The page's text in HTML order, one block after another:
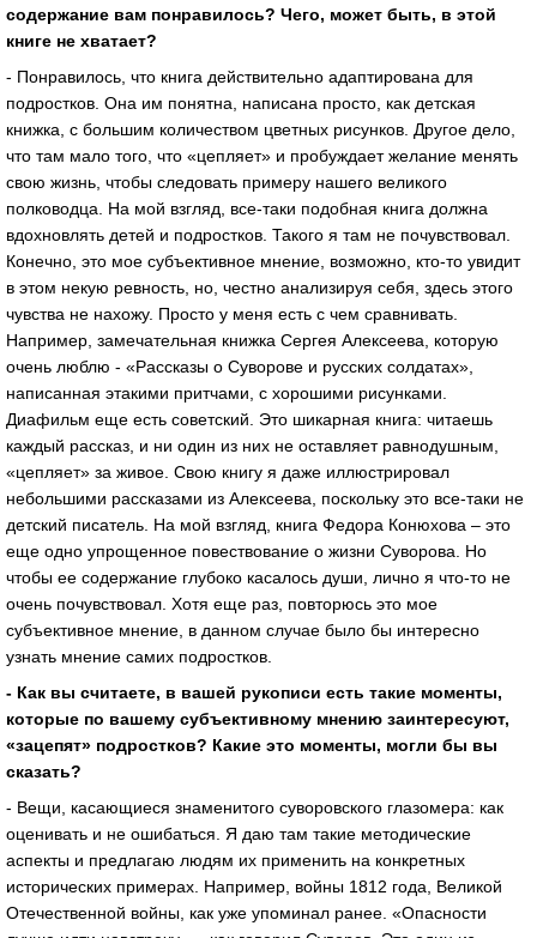
содержание вам понравилось? Чего, может быть, в этой
книге не хватает?
- Понравилось, что книга действительно адаптирована для
подростков. Она им понятна, написана просто, как детская
книжка, с большим количеством цветных рисунков. Другое дело,
что там мало того, что «цепляет» и пробуждает желание менять
свою жизнь, чтобы следовать примеру нашего великого
полководца. На мой взгляд, все-таки подобная книга должна
вдохновлять детей и подростков. Такого я там не почувствовал.
Конечно, это мое субъективное мнение, возможно, кто-то увидит
в этом некую ревность, но, честно анализируя себя, здесь этого
чувства не нахожу. Просто у меня есть с чем сравнивать.
Например, замечательная книжка Сергея Алексеева, которую
очень люблю - «Рассказы о Суворове и русских солдатах»,
написанная этакими притчами, с хорошими рисунками.
Диафильм еще есть советский. Это шикарная книга: читаешь
каждый рассказ, и ни один из них не оставляет равнодушным,
«цепляет» за живое. Свою книгу я даже иллюстрировал
небольшими рассказами из Алексеева, поскольку это все-таки не
детский писатель. На мой взгляд, книга Федора Конюхова – это
еще одно упрощенное повествование о жизни Суворова. Но
чтобы ее содержание глубоко касалось души, лично я что-то не
очень почувствовал. Хотя еще раз, повторюсь это мое
субъективное мнение, в данном случае было бы интересно
узнать мнение самих подростков.
- Как вы считаете, в вашей рукописи есть такие моменты,
которые по вашему субъективному мнению заинтересуют,
«зацепят» подростков? Какие это моменты, могли бы вы
сказать?
- Вещи, касающиеся знаменитого суворовского глазомера: как
оценивать и не ошибаться. Я даю там такие методические
аспекты и предлагаю людям их применить на конкретных
исторических примерах. Например, войны 1812 года, Великой
Отечественной войны, как уже упоминал ранее. «Опасности